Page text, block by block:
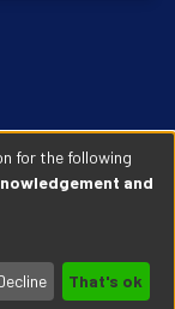
y eventos
Aqui →
for the following
and
That's ok